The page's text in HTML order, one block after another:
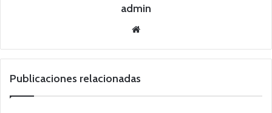
admin
we
Publicaciones relacionadas